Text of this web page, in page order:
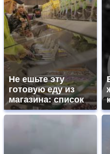
Не ешьте эту
готовую еду из
магазина: список